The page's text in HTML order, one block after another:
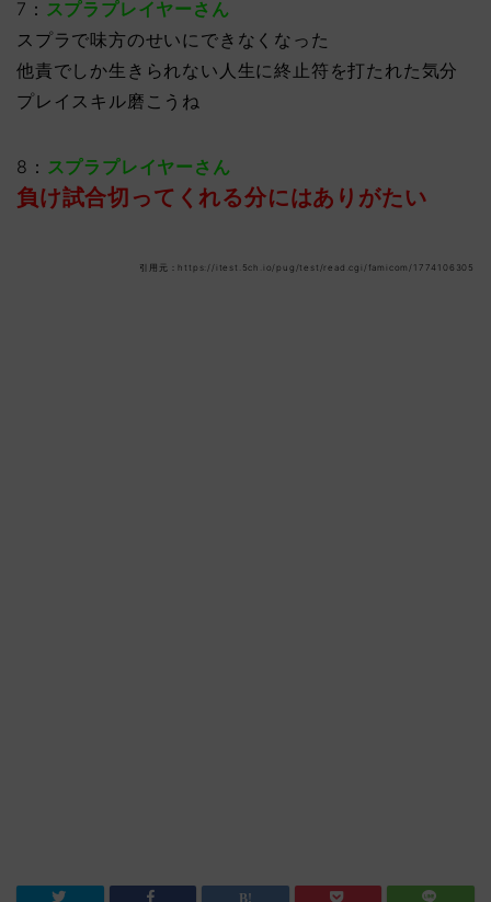
7： スプラプレイヤーさん
スプラで味方のせいにできなくなった
他責でしか生きられない人生に終止符を打たれた気分
プレイスキル磨こうね
8： スプラプレイヤーさん
負け試合切ってくれる分にはありがたい
引用元：https://itest.5ch.io/pug/test/read.cgi/famicom/1774106305